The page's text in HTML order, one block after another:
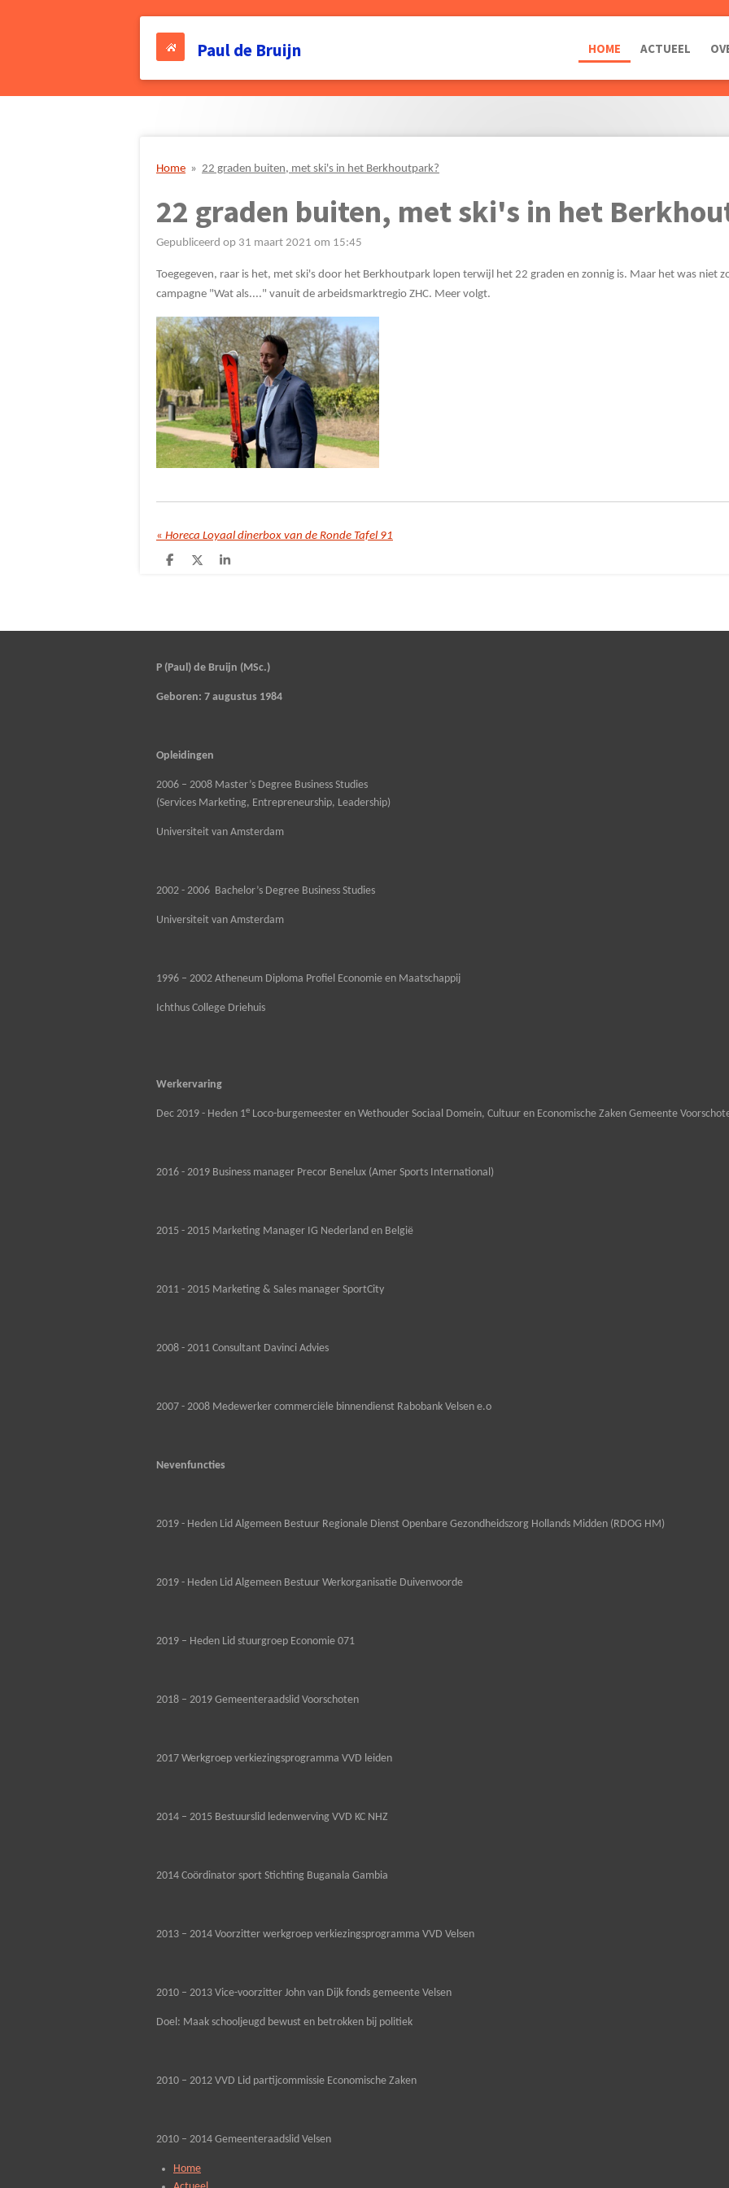
hoofdinhoud
Paul de Bruijn HOME ACTUEEL
Home » 22 graden buiten, met ski's in het Berkhoutpark?
22 graden buiten, met ski's in het
Gepubliceerd op 31 maart 2021 om 15:45
Toegegeven, raar is het, met ski's door het Berkhoutpark lopen terwijl het 22 graden en zonnig is. Maar het was niet
campagne "Wat als...." vanuit de arbeidsmarktregio ZHC. Meer volgt.
« Horeca Loyaal dinerbox van de Ronde Tafel 91
D
D
S
P (Paul) de Bruijn (MSc.)
Geboren: 7 augustus 1984
Opleidingen
2006 – 2008 Master’s Degree Business Studies
(Services Marketing, Entrepreneurship, Leadership)
Universiteit van Amsterdam
2002 - 2006 Bachelor’s Degree Business Studies
Universiteit van Amsterdam
1996 – 2002 Atheneum Diploma Profiel Economie en Maatschappij
Ichthus College Driehuis
Werkervaring
Dec 2019 - Heden 1e Loco-burgemeester en Wethouder Sociaal Domein, Cultuur en Economische Zaken Gemeente
2016 - 2019 Business manager Precor Benelux (Amer Sports International)
2015 - 2015 Marketing Manager IG Nederland en België
2011 - 2015 Marketing & Sales manager SportCity
2008 - 2011 Consultant Davinci Advies
2007 - 2008 Medewerker commerciële binnendienst Rabobank Velsen e.o
Nevenfuncties
2019 - Heden Lid Algemeen Bestuur Regionale Dienst Openbare Gezondheidszorg Hollands Midden (RDOG HM)
2019 - Heden Lid Algemeen Bestuur Werkorganisatie Duivenvoorde
2019 – Heden Lid stuurgroep Economie 071
2018 – 2019 Gemeenteraadslid Voorschoten
2017 Werkgroep verkiezingsprogramma VVD leiden
2014 – 2015 Bestuurslid ledenwerving VVD KC NHZ
2014 Coördinator sport Stichting Buganala Gambia
2013 – 2014 Voorzitter werkgroep verkiezingsprogramma VVD Velsen
2010 – 2013 Vice-voorzitter John van Dijk fonds gemeente Velsen
Doel: Maak schooljeugd bewust en betrokken bij politiek
2010 – 2012 VVD Lid partijcommissie Economische Zaken
2010 – 2014 Gemeenteraadslid Velsen
Home